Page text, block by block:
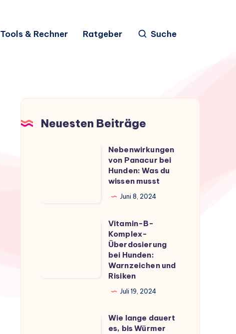
Tools & Rechner Ratgeber Suche
Neuesten Beiträge
Nebenwirkungen
von Panacur bei
Hunden: Was du
wissen musst
Juni 8, 2024
Vitamin-B-
Komplex-
Überdosierung
bei Hunden:
Warnzeichen und
Risiken
Juli 19, 2024
Wie lange dauert
es, bis Würmer